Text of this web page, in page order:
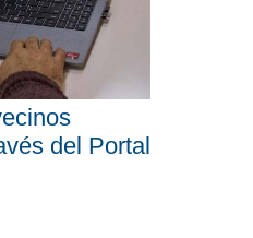
del Portal